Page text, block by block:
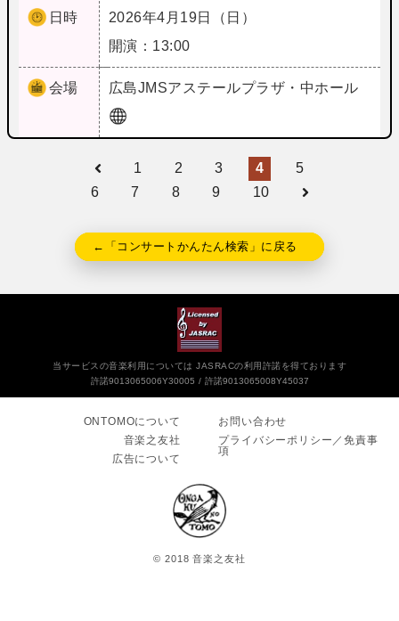
日時
2026年4月19日（日）
開演：13:00
会場 広島JMSアステールプラザ・中ホール
1 2 3 4
5
6
7 8 9 10
←「コンサートかんたん検索」に戻る
当サービスの音楽利用については JASRACの利用許諾を得ております
許諾9013065006Y30005
許諾9013065008Y45037
ONTOMOについて
音楽之友社
広告について
お問い合わせ
プライバシーポリシー／免責事
項
© 2018 音楽之友社